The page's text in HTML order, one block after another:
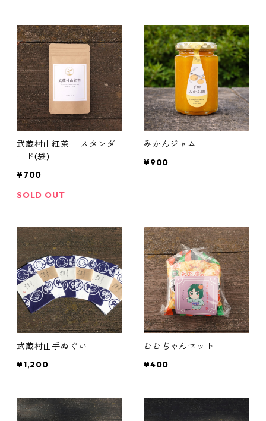
武蔵村山紅茶 スタンダ
ード(袋)
¥700
SOLD OUT
みかんジャム
¥900
武蔵村山手ぬぐい
¥1,200
むむちゃんセット
¥400